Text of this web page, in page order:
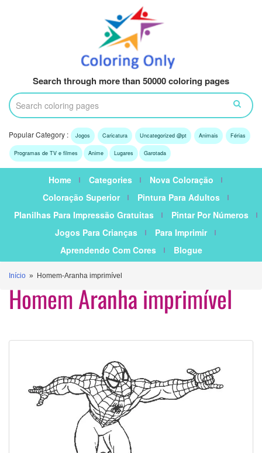
Search through more than 50000 coloring pages
Popular Category : Jogos Caricatura Uncategorized @pt Animais Férias
Programas de TV e filmes Anime Lugares Garotada
Home Categories
Nova Coloração
Coloração Superior
Pintura Para Adultos
Planilhas Para Impressão Gratuitas
Pintar Por Números
Jogos Para Crianças
Para Imprimir
Aprendendo Com Cores
Blogue
Início » Homem-Aranha imprimível
Homem Aranha imprimível